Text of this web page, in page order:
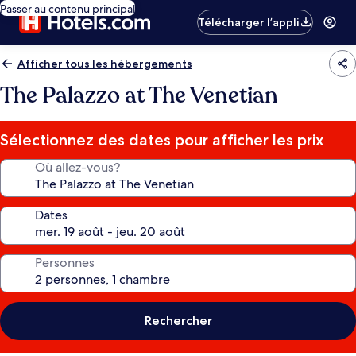
Passer au contenu principal
Télécharger l’appli
Afficher tous les hébergements
The Palazzo at The Venetian
Sélectionnez des dates pour afficher les prix
Où allez-vous?
Dates
Personnes
Rechercher